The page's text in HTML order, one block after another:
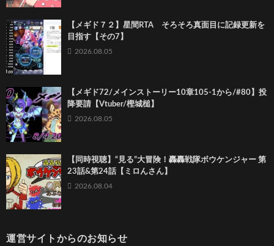
【メギド７２】星間RTA そろそろ真面目に記録更新を
目指す【その7】
2026.08.05
【メギド72/メインストーリー10章105-1から/#80】投
降要請【Vtuber/樫城槌】
2026.08.05
【同時視聴】“見る”大冒険！轟轟戦隊ボウケンジャー 第
23話&第24話【ミロんさん】
2026.08.04
運営サイトからのお知らせ